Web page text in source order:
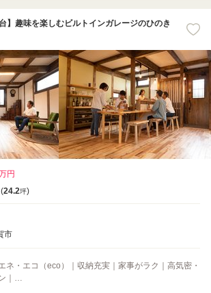
】趣味を楽しむビルトインガレージのひのき
円
(24.2坪)
市
ネ・エコ（eco）｜収納充実｜家事がラク｜高気密・
｜…